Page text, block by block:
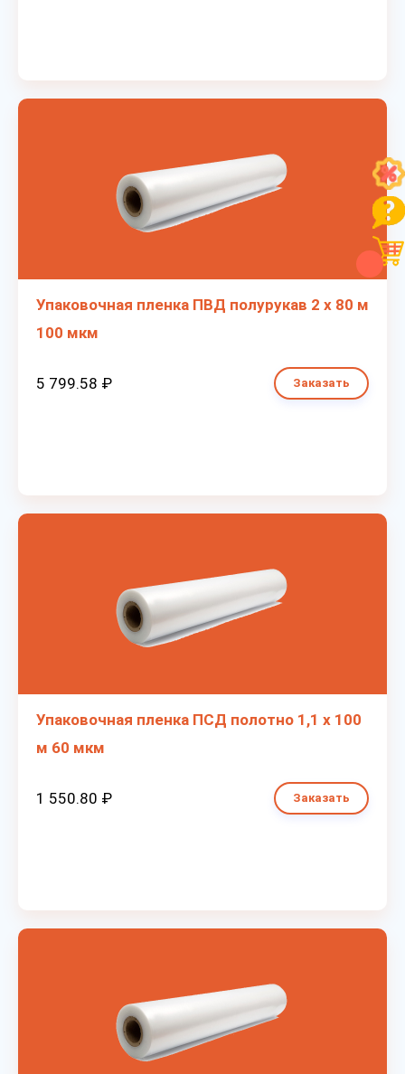
Упаковочная пленка ПВД полурукав 2 х 80 м
100 мкм
5 799.58 ₽ Заказать
Упаковочная пленка ПСД полотно 1,1 х 100
м 60 мкм
1 550.80 ₽ Заказать